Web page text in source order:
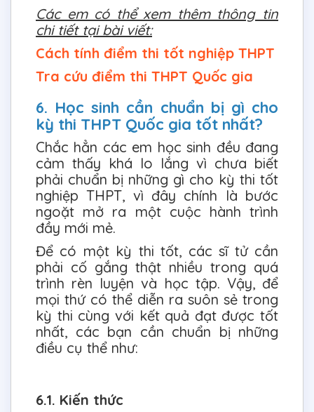
Các em có thể xem thêm thông tin
chi tiết tại bài viết:
Cách tính điểm thi tốt nghiệp THPT
Tra cứu điểm thi THPT Quốc gia
6. Học sinh cần chuẩn bị gì cho
kỳ thi THPT Quốc gia tốt nhất?
Chắc hẳn các em học sinh đều đang
cảm thấy khá lo lắng vì chưa biết
phải chuẩn bị những gì cho kỳ thi tốt
nghiệp THPT, vì đây chính là bước
ngoặt mở ra một cuộc hành trình
đầy mới mẻ.
Để có một kỳ thi tốt, các sĩ tử cần
phải cố gắng thật nhiều trong quá
trình rèn luyện và học tập. Vậy, để
mọi thứ có thể diễn ra suôn sẻ trong
kỳ thi cùng với kết quả đạt được tốt
nhất, các bạn cần chuẩn bị những
điều cụ thể như:
6.1. Kiến thức